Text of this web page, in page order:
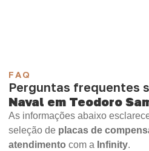
FAQ
Perguntas frequentes
Naval em Teodoro
As informações abaixo
seleção de placas de
atendimento com a Infinity.